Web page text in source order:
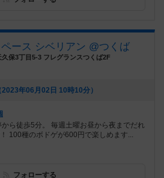
ース シベリアン @つくば
保3丁目5-3 フレグランスつくば2F
年06月02日 10時10分）
ら徒歩5分。 毎週土曜お昼から夜までだれ
100種のボドゲが600円で楽しめます...
フォローする